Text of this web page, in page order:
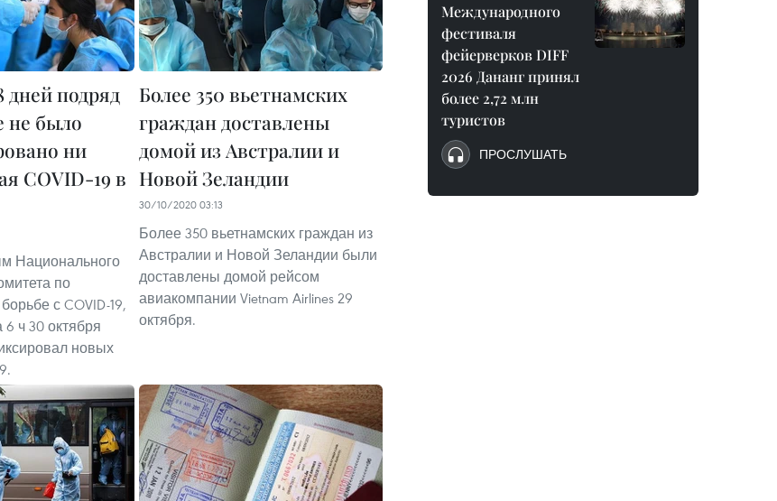
дней подряд
не было
ни
COVID-19 в
Национального
по
с COVID-19,
ч 30 октября
новых
Более 350 вьетнамских
граждан доставлены
домой из Австралии и
Новой Зеландии
30/10/2020 03:13
Более 350 вьетнамских граждан из
Австралии и Новой Зеландии были
доставлены домой рейсом
авиакомпании Vietnam Airlines 29
октября.
Международного
фестиваля
фейерверков DIFF
2026 Дананг принял
более 2,72 млн
туристов
ПРОСЛУШАТЬ